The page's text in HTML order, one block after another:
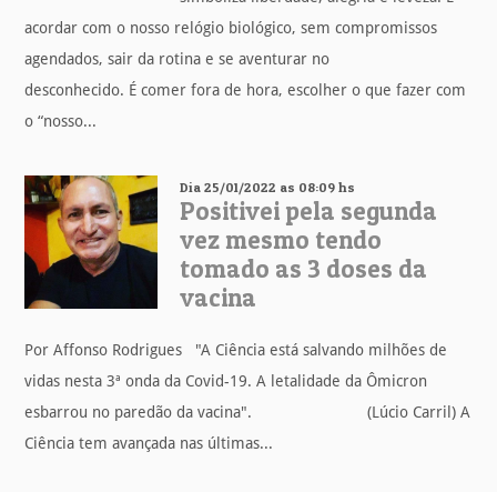
acordar com o nosso relógio biológico, sem compromissos
agendados, sair da rotina e se aventurar no
desconhecido. É comer fora de hora, escolher o que fazer com
o “nosso...
Dia 25/01/2022 as 08:09 hs
Positivei pela segunda
vez mesmo tendo
tomado as 3 doses da
vacina
Por Affonso Rodrigues "A Ciência está salvando milhões de
vidas nesta 3ª onda da Covid-19. A letalidade da Ômicron
esbarrou no paredão da vacina". (Lúcio Carril) A
Ciência tem avançada nas últimas...